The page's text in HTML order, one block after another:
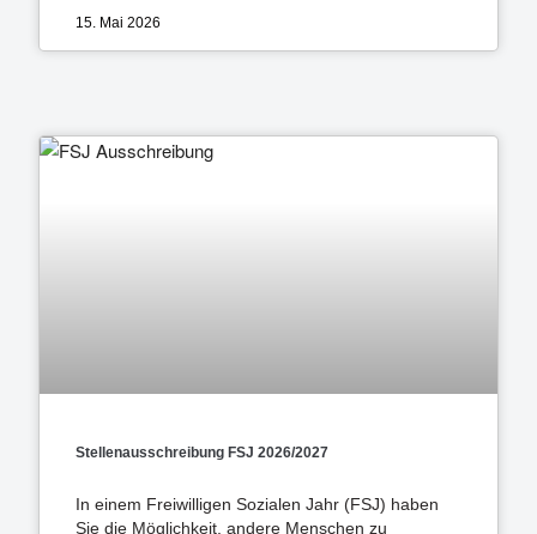
15. Mai 2026
Stellenausschreibung FSJ 2026/2027
In einem Freiwilligen Sozialen Jahr (FSJ) haben
Sie die Möglichkeit, andere Menschen zu